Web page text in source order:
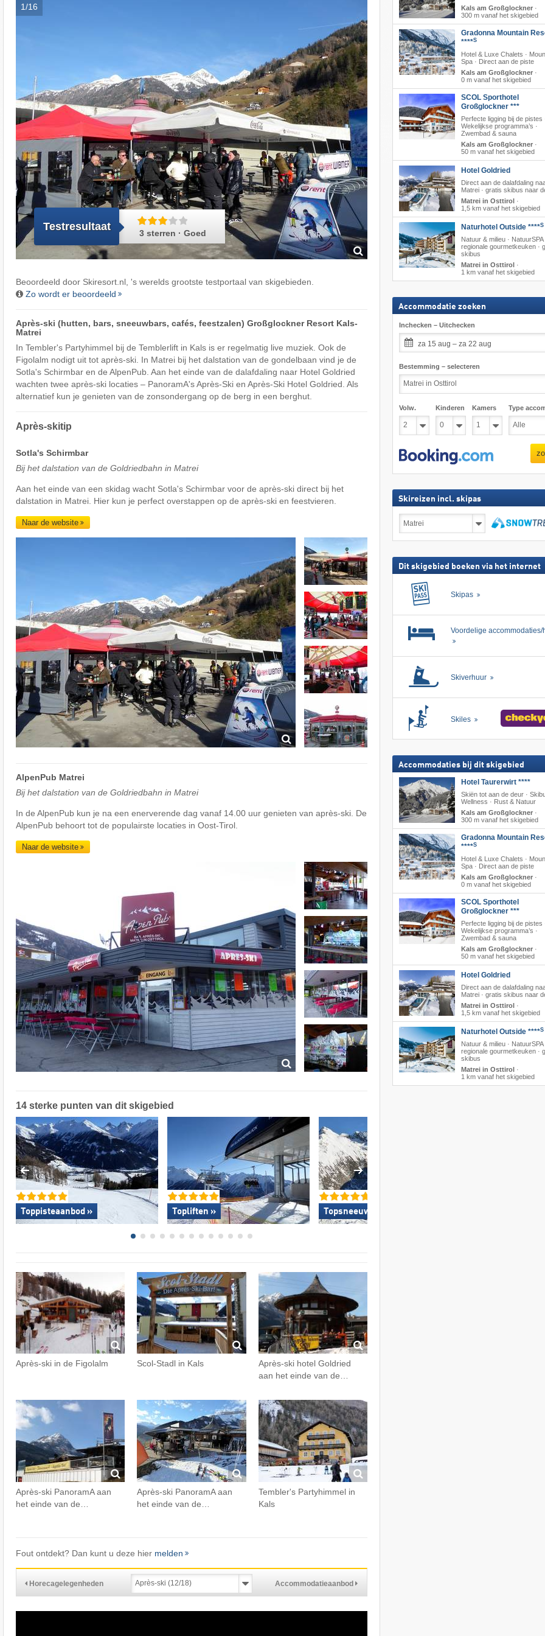
1/16
Testresultaat
3 sterren · Goed
Beoordeeld door Skiresort.nl, 's werelds grootste testportaal van skigebieden.
Zo wordt er beoordeeld
Après-ski (hutten, bars, sneeuwbars, cafés, feestzalen) Großglockner Resort Kals-
Matrei
In Tembler's Partyhimmel bij de Temblerlift in Kals is er regelmatig live muziek. Ook de
Figolalm nodigt uit tot après-ski. In Matrei bij het dalstation van de gondelbaan vind je de
Sotla's Schirmbar en de AlpenPub. Aan het einde van de dalafdaling naar Hotel Goldried
wachten twee après-ski locaties – PanoramA's Après-Ski en Après-Ski Hotel Goldried. Als
alternatief kun je genieten van de zonsondergang op de berg in een berghut.
Après-skitip
Sotla's Schirmbar
Bij het dalstation van de Goldriedbahn in Matrei
Aan het einde van een skidag wacht Sotla's Schirmbar voor de après-ski direct bij het
dalstation in Matrei. Hier kun je perfect overstappen op de après-ski en feestvieren.
Naar de website
AlpenPub Matrei
Bij het dalstation van de Goldriedbahn in Matrei
In de AlpenPub kun je na een enerverende dag vanaf 14.00 uur genieten van après-ski. De
AlpenPub behoort tot de populairste locaties in Oost-Tirol.
Naar de website
14 sterke punten van dit skigebied
Toppisteaanbod » Topliften » Topsneeuwzekerheid »
Après-ski in de Figolalm Scol-Stadl in Kals
Après-ski hotel Goldried
aan het einde van de…
Après-ski PanoramA aan
het einde van de…
Après-ski PanoramA aan
het einde van de…
Tembler's Partyhimmel in
Kals
Fout ontdekt? Dan kunt u deze hier melden
Horecagelegenheden Accommodatieaanbod
Kals am Großglockner·
300 m vanaf het skigebied
Gradonna Mountain
****S
Hotel & Luxe Chalets ·
Spa · Direct aan de piste
Kals am Großglockner·
0 m vanaf het skigebied
SCOL Sporthotel
Großglockner ***
Perfecte ligging bij de pistes
Wekelijkse programma’s ·
Zwembad & sauna
Kals am Großglockner·
50 m vanaf het skigebied
Hotel Goldried
Direct aan de dalafdaling
Matrei · gratis skibus naar
Matrei in Osttirol·
1,5 km vanaf het skigebied
Naturhotel Outside ****S
Natuur & milieu · NatuurSPA
regionale gourmetkeuken ·
skibus
Matrei in Osttirol·
1 km vanaf het skigebied
Accommodatie zoeken
Inchecken – Uitchecken
za 15 aug – za 22 aug
Bestemming – selecteren
Volw. Kinderen Kamers Type
Skireizen incl. skipas
incl.
Dit skigebied boeken via het internet
Skipas
Voordelige accommodaties/
Skiverhuur
Skiles
Accommodaties bij dit skigebied
Hotel Taurerwirt ****
Skiën tot aan de deur ·
Wellness · Rust & Natuur
Kals am Großglockner·
300 m vanaf het skigebied
Gradonna Mountain
****S
Hotel & Luxe Chalets ·
Spa · Direct aan de piste
Kals am Großglockner·
0 m vanaf het skigebied
SCOL Sporthotel
Großglockner ***
Perfecte ligging bij de pistes
Wekelijkse programma’s ·
Zwembad & sauna
Kals am Großglockner·
50 m vanaf het skigebied
Hotel Goldried
Direct aan de dalafdaling
Matrei · gratis skibus naar
Matrei in Osttirol ·
1,5 km vanaf het skigebied
Naturhotel Outside ****S
Natuur & milieu · NatuurSPA
regionale gourmetkeuken ·
skibus
Matrei in Osttirol ·
1 km vanaf het skigebied